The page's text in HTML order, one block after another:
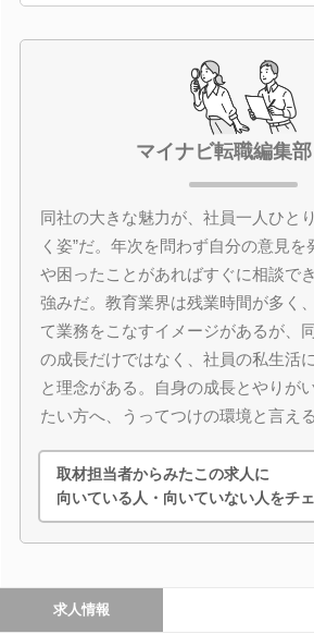
マイナビ転職編集部
同社の大きな魅力が、社員一人ひと
く姿”だ。年次を問わず自分の意見
や困ったことがあればすぐに相談で
強みだ。教育業界は残業時間が多く
て業務をこなすイメージがあるが、
の成長だけではなく、社員の私生活
と理念がある。自身の成長とやりが
たい方へ、うってつけの環境と言える
取材担当者からみたこの求人に
向いている人・向いていない人をチ
求人情報